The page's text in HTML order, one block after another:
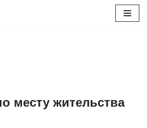
месту жительства